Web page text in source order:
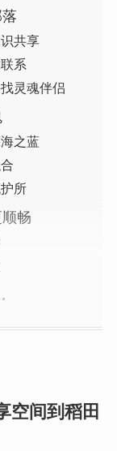
共享
系
灵魂伴侣
之蓝
所
畅
空间到稻田